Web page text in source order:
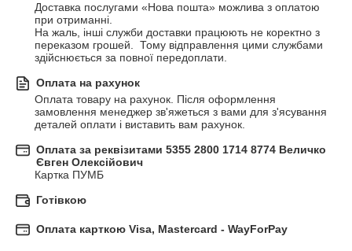
Доставка послугами «Нова пошта» можлива з оплатою
при отриманні.
На жаль, інші служби доставки працюють не коректно з
переказом грошей.  Тому відправлення цими службами
здійснюється за повної передоплати.
Оплата на рахунок
Оплата товару на рахунок. Після оформлення
замовлення менеджер зв'яжеться з вами для з'ясування
деталей оплати і виставить вам рахунок.
Оплата за реквізитами 5355 2800 1714 8774 Величко
Євген Олексійович
Картка ПУМБ
Готівкою
Оплата карткою Visa, Mastercard - WayForPay